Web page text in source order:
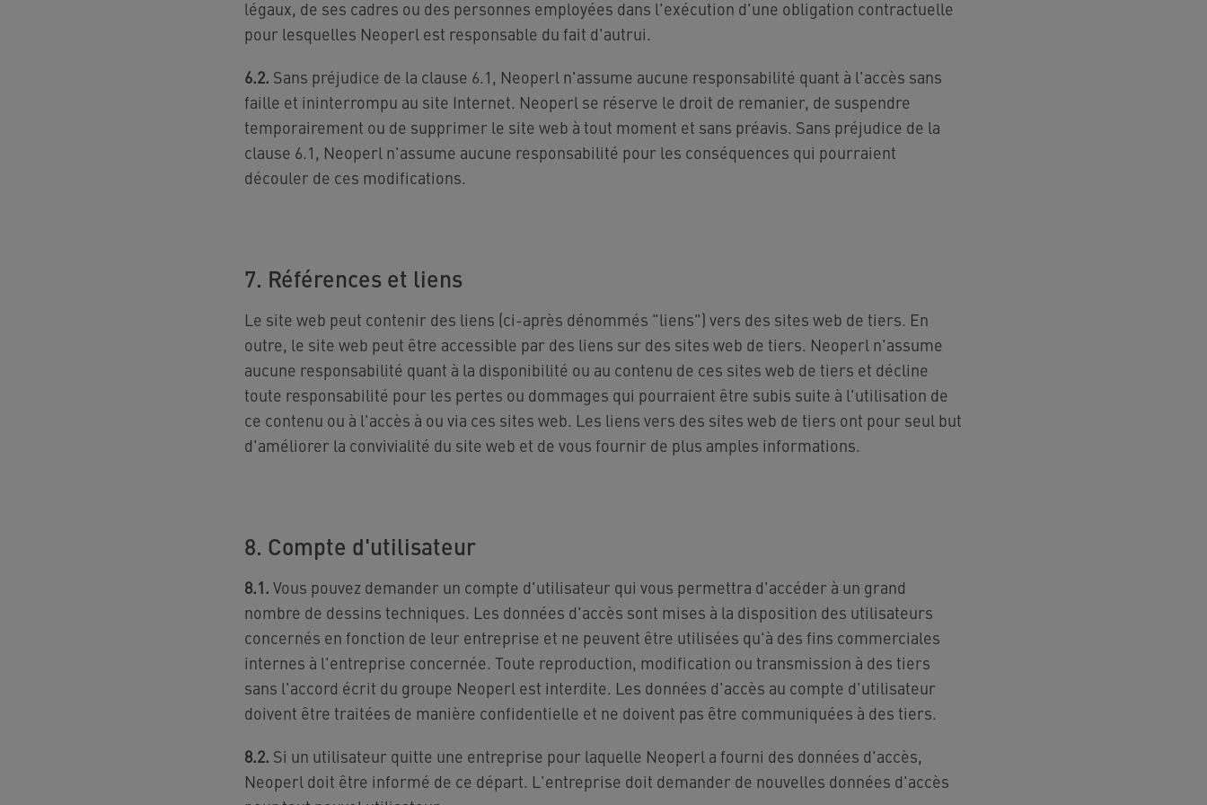
légaux, de ses cadres ou des personnes employées dans l'exécution d'une obligation contractuelle
pour lesquelles Neoperl est responsable du fait d'autrui.
6.2. Sans préjudice de la clause 6.1, Neoperl n'assume aucune responsabilité quant à l'accès sans
faille et ininterrompu au site Internet. Neoperl se réserve le droit de remanier, de suspendre
temporairement ou de supprimer le site web à tout moment et sans préavis. Sans préjudice de la
clause 6.1, Neoperl n'assume aucune responsabilité pour les conséquences qui pourraient
découler de ces modifications.
7. Références et liens
Le site web peut contenir des liens (ci-après dénommés "liens") vers des sites web de tiers. En
outre, le site web peut être accessible par des liens sur des sites web de tiers. Neoperl n'assume
aucune responsabilité quant à la disponibilité ou au contenu de ces sites web de tiers et décline
toute responsabilité pour les pertes ou dommages qui pourraient être subis suite à l'utilisation de
ce contenu ou à l'accès à ou via ces sites web. Les liens vers des sites web de tiers ont pour seul but
d'améliorer la convivialité du site web et de vous fournir de plus amples informations.
8. Compte d'utilisateur
8.1. Vous pouvez demander un compte d'utilisateur qui vous permettra d'accéder à un grand
nombre de dessins techniques. Les données d'accès sont mises à la disposition des utilisateurs
concernés en fonction de leur entreprise et ne peuvent être utilisées qu'à des fins commerciales
internes à l'entreprise concernée. Toute reproduction, modification ou transmission à des tiers
sans l'accord écrit du groupe Neoperl est interdite. Les données d'accès au compte d'utilisateur
doivent être traitées de manière confidentielle et ne doivent pas être communiquées à des tiers.
8.2. Si un utilisateur quitte une entreprise pour laquelle Neoperl a fourni des données d'accès,
Neoperl doit être informé de ce départ. L'entreprise doit demander de nouvelles données d'accès